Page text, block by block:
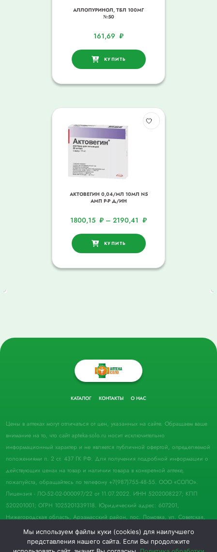
АЛЛОПУРИНОЛ, ТБЛ 100МГ
№50
161,69 ₽
КУПИТЬ
АКТОВЕГИН 0,04/МЛ 10МЛ N5
АМП Р-Р Д/ИН
1800,15 ₽ – 2190,41 ₽
КУПИТЬ
КАТАЛОГ КОНТАКТЫ О НАС
Цены в аптеках могут отличаться от цен, указанных на сайте. Обращаем ваше
внимание на то, что сайт apteka-solo.ru носит исключительно
информационный характер и не является публичной офертой, определяемой
положениями п. 2 ст. 437 ГК РФ. Для получения подробной информации о
действующих ценах на товар и наличии товара в конкретной аптеке,
пожалуйста, обращайтесь по телефону +7(987)755-48-55. ООО «СОЛО».
Лицензия - ЛО-52-02-000097/22 от 11.07.2022. ИНН 5202008227; КПП
520201001; ОГРН 1025201339118. Юридический адрес: 607201,
Нижегородская область, Арзамасский район, пос. Ломовка, ул. Советская,
д. 33, пом. 21.
© 2022 Аптека "Соло". Все права защищены.
Мы используем файлы куки (cookies) для наилучшего
представления нашего сайта. Если Вы продолжите